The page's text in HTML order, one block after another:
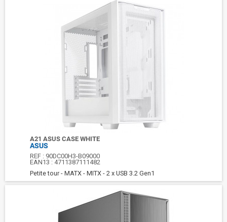
A21 ASUS CASE WHITE
ASUS
REF : 90DC00H3-B09000
EAN13 : 4711387111482
Petite tour - MATX - MITX - 2 x USB 3.2 Gen1